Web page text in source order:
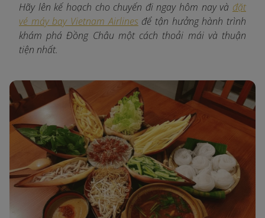
Hãy lên kế hoạch cho chuyến đi ngay hôm nay và đặt
vé máy bay Vietnam Airlines để tận hưởng hành trình
khám phá Đồng Châu một cách thoải mái và thuận
tiện nhất.